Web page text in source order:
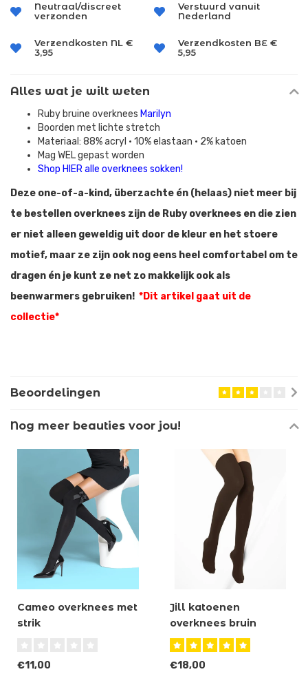
Neutraal/discreet
verzonden
Verstuurd vanuit
Nederland
Verzendkosten NL €
3,95
Verzendkosten BE €
5,95
Alles wat je wilt weten
Ruby bruine overknees Marilyn
Boorden met lichte stretch
Materiaal: 88% acryl • 10% elastaan • 2% katoen
Mag WEL gepast worden
Shop HIER alle overknees sokken!
Deze one-of-a-kind, überzachte én (helaas) niet meer bij
te bestellen overknees zijn de Ruby overknees en die zien
er niet alleen geweldig uit door de kleur en het stoere
motief, maar ze zijn ook nog eens heel comfortabel om te
dragen én je kunt ze net zo makkelijk ook als
beenwarmers gebruiken! *Dit artikel gaat uit de
collectie*
Beoordelingen
Nog meer beauties voor jou!
Cameo overknees met
strik
€11,00
Jill katoenen
overknees bruin
€18,00